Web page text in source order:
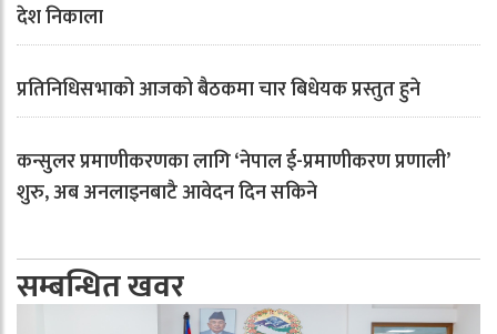
देश निकाला
प्रतिनिधिसभाको आजको बैठकमा चार बिधेयक प्रस्तुत हुने
कन्सुलर प्रमाणीकरणका लागि ‘नेपाल ई-प्रमाणीकरण प्रणाली’
शुरु, अब अनलाइनबाटै आवेदन दिन सकिने
सम्बन्धित खवर